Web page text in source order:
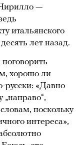
—
итальянского
лет назад.
хорошо ли
русски: «Давно
поскольку
интереса»,